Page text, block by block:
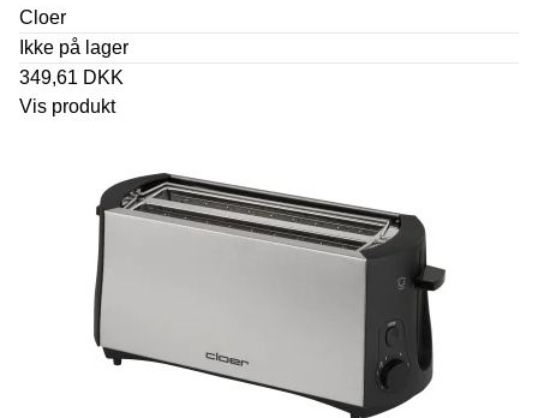
Cloer
Ikke på lager
349,61 DKK
Vis produkt